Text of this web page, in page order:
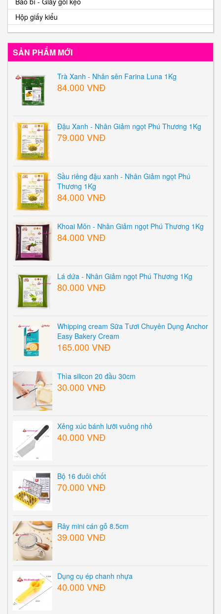
Hộp giấy kiểu
SẢN PHẨM MỚI
Trà Xanh - Nhân sên Farina Luna 1Kg
84.000 VNĐ
Đậu Xanh - Nhân Giảm ngọt Phú Thương 1Kg
79.000 VNĐ
Sầu riêng đậu xanh - Nhân Giảm ngọt Phú
Thương 1Kg
84.000 VNĐ
Khoai Môn - Nhân Giảm ngọt Phú Thương 1Kg
84.000 VNĐ
Lá dứa - Nhân Giảm ngọt Phú Thương 1Kg
80.000 VNĐ
Whipping cream Sữa Tươi Chuyên Dụng Anchor
Easy Bakery Cream
165.000 VNĐ
Thìa silicon 20 đầu 30cm
30.000 VNĐ
Xẻng xúc bánh lưỡi vuông nhỏ
40.000 VNĐ
Bộ 16 đuôi chốt
70.000 VNĐ
Rây mini cán gỗ 8.5cm
39.000 VNĐ
Dụng cụ ép chanh nhựa
40.000 VNĐ